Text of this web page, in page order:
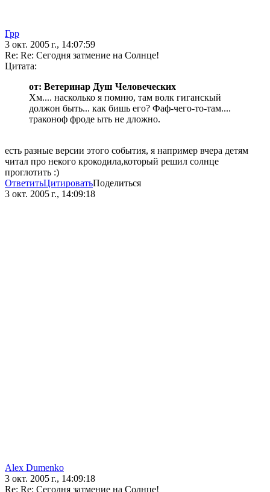
Грр
3 окт. 2005 г., 14:07:59
Re: Re: Сегодня затмение на Солнце!
Цитата:
от: Ветеринар Душ Человеческих
Хм.... насколько я помню, там волк гиганскый
должон быть... как бишь его? Фаф-чего-то-там....
траконоф фроде ыть не дложно.
есть разные версии этого события, я например вчера детям
читал про некого крокодила,который решил солнце
проглотить :)
ОтветитьЦитироватьПоделиться
3 окт. 2005 г., 14:09:18
Alex Dumenko
3 окт. 2005 г., 14:09:18
Re: Re: Сегодня затмение на Солнце!